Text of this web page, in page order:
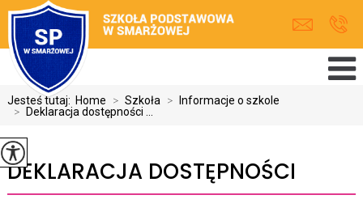
Jesteś tutaj: Home > Szkoła >
Informacje o szkole
>
Deklaracja dostępności ...
DEKLARACJA DOSTĘPNOŚCI